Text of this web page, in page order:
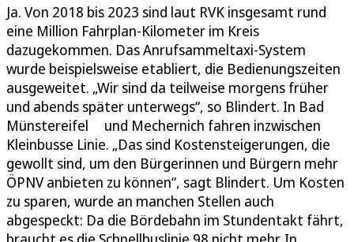
Ja. Von 2018 bis 2023 sind laut RVK insgesamt rund
eine Million Fahrplan-Kilometer im Kreis
dazugekommen. Das Anrufsammeltaxi-System
wurde beispielsweise etabliert, die Bedienungszeiten
ausgeweitet. „Wir sind da teilweise morgens früher
und abends später unterwegs“, so Blindert. In Bad
Münstereifel und Mechernich fahren inzwischen
Kleinbusse Linie. „Das sind Kostensteigerungen, die
gewollt sind, um den Bürgerinnen und Bürgern mehr
ÖPNV anbieten zu können“, sagt Blindert. Um Kosten
zu sparen, wurde an manchen Stellen auch
abgespeckt: Da die Bördebahn im Stundentakt fährt,